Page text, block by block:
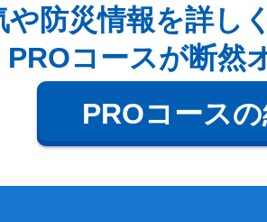
や防災情報を詳し
PROコースが断然
PROコース